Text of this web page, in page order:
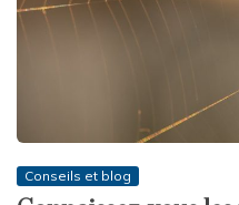
Conseils et blog